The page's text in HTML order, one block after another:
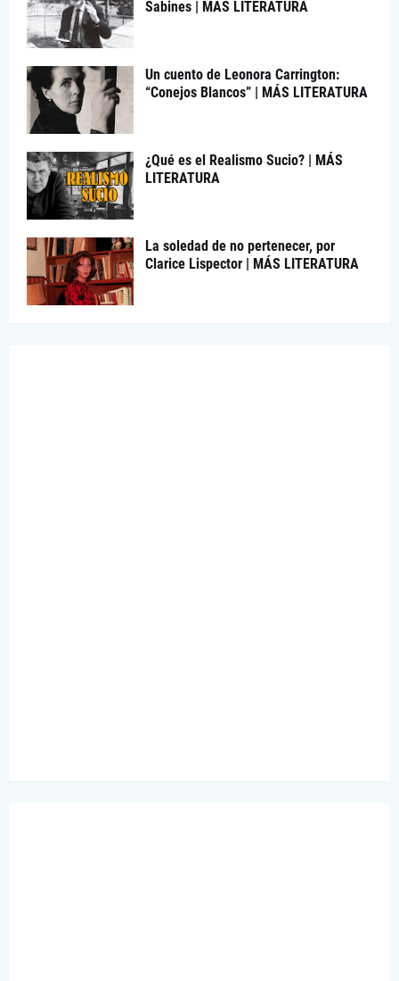
Sabines | MÁS LITERATURA
Un cuento de Leonora Carrington:
“Conejos Blancos” | MÁS LITERATURA
¿Qué es el Realismo Sucio? | MÁS
LITERATURA
La soledad de no pertenecer, por
Clarice Lispector | MÁS LITERATURA